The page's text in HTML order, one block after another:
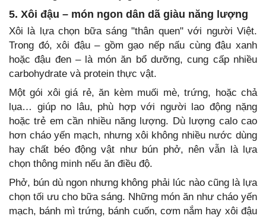
5. Xôi đậu – món ngon dân dã giàu năng lượng
Xôi là lựa chọn bữa sáng "thân quen" với người Việt.
Trong đó, xôi đậu – gồm gạo nếp nấu cùng đậu xanh
hoặc đậu đen – là món ăn bổ dưỡng, cung cấp nhiều
carbohydrate và protein thực vật.
Một gói xôi giá rẻ, ăn kèm muối mè, trứng, hoặc chả
lụa… giúp no lâu, phù hợp với người lao động nặng
hoặc trẻ em cần nhiều năng lượng. Dù lượng calo cao
hơn cháo yến mạch, nhưng xôi không nhiều nước dùng
hay chất béo động vật như bún phở, nên vẫn là lựa
chọn thông minh nếu ăn điều độ.
Phở, bún dù ngon nhưng không phải lúc nào cũng là lựa
chọn tối ưu cho bữa sáng. Những món ăn như cháo yến
mạch, bánh mì trứng, bánh cuốn, cơm nắm hay xôi đậu